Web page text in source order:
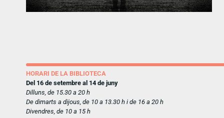
HORARI DE LA BIBLIOTECA
Del 16 de setembre al 14 de juny
Dilluns, de 15.30 a 20 h
De dimarts a dijous, de 10 a 13.30 h i de 16 a 20 h
Divendres, de 10 a 15 h